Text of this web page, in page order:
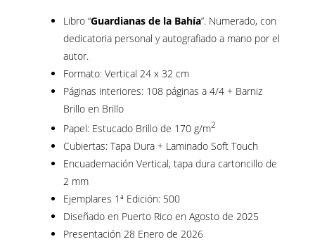
Libro “Guardianas de la Bahía”. Numerado, con
dedicatoria personal y autografiado a mano por el
autor.
Formato: Vertical 24 x 32 cm
Páginas interiores: 108 páginas a 4/4 + Barniz
Brillo en Brillo
Papel: Estucado Brillo de 170 g/m2
Cubiertas: Tapa Dura + Laminado Soft Touch
Encuadernación Vertical, tapa dura cartoncillo de
2 mm
Ejemplares 1ª Edición: 500
Diseñado en Puerto Rico en Agosto de 2025
Presentación 28 Enero de 2026